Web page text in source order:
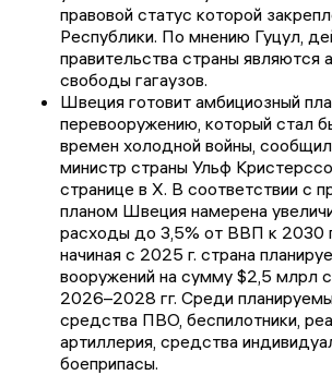
правовой статус которой
Республики. По мнению Гуцул,
правительства страны являются
свободы гагаузов.
Швеция готовит амбициозный
перевооружению, который стал
времен холодной войны,
министр страны Ульф
странице в X. В соответствии с
планом Швеция намерена
расходы до 3,5% от ВВП к 2030
начиная с 2025 г. страна
вооружений на сумму $2,5 млрл
2026–2028 гг. Среди
средства ПВО, беспилотники,
артиллерия, средства
боеприпасы.